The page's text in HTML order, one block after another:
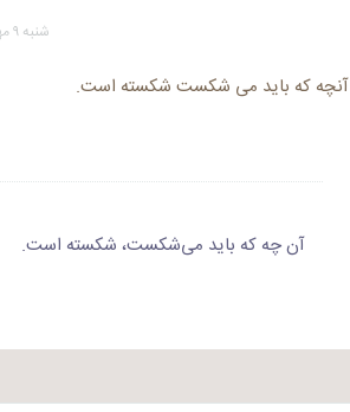
شنبه ۹ مهر ۱۴۰۱ در ۱۲:۰۳ بعد از ظهر
آنچه که باید می‌ شکست شکسته است.
آن چه که باید می‌شکست، شکسته است.